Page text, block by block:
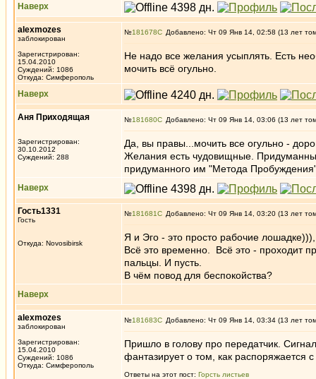
Наверх
alexmozes
заблокирован
Зарегистрирован:
15.04.2010
Суждений: 1086
Откуда: Симферополь
№181678 Добавлено: Чт 09 Янв 14, 02:58 (13 лет
Не надо все желания усыплять. Есть
мочить всё огульно.
Наверх
Аня Приходящая
Зарегистрирован:
30.10.2012
Суждений: 288
№181680 Добавлено: Чт 09 Янв 14, 03:06 (13 лет
Да, вы правы...мочить все огульно -
Желания есть чудовищные.
придуманного им "Метода
Наверх
Гость1331
Гость
Откуда: Novosibirsk
№181681 Добавлено: Чт 09 Янв 14, 03:20 (13 лет
Я и Эго - это просто рабочие
Всё это временно. Всё это - проходит
пальцы. И пусть.
В чём повод для беспокойства?
Наверх
alexmozes
заблокирован
Зарегистрирован:
15.04.2010
Суждений: 1086
Откуда: Симферополь
№181683 Добавлено: Чт 09 Янв 14, 03:34 (13 лет
Пришло в голову про передатчик.
фантазирует о том, как распоряжается
Ответы на этот пост: Горсть листьев